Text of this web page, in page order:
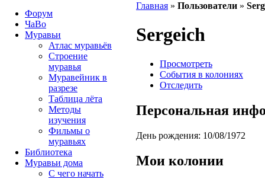
Главная » Пользователи »
Sergeich
Просмотреть
События в колониях
Отследить
Персональная
День рождения: 10/08/1972
Мои колонии
Форум
ЧаВо
Муравьи
Атлас муравьёв
Строение
муравья
Муравейник в
разрезе
Таблица лёта
Методы
изучения
Фильмы о
муравьях
Библиотека
Муравьи дома
С чего начать